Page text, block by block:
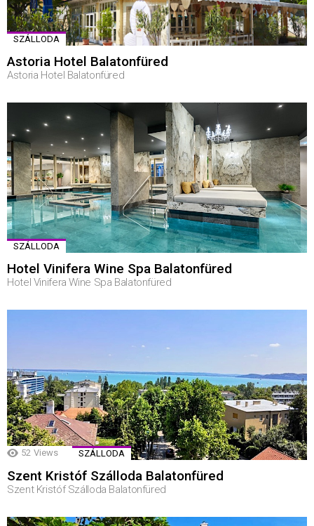
SZÁLLODA
Astoria Hotel Balatonfüred
Astoria Hotel Balatonfüred
SZÁLLODA
Hotel Vinifera Wine Spa Balatonfüred
Hotel Vinifera Wine Spa Balatonfüred
52 Views SZÁLLODA
Szent Kristóf Szálloda Balatonfüred
Szent Kristóf Szálloda Balatonfüred